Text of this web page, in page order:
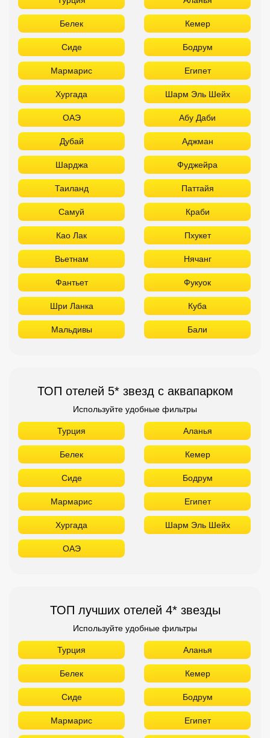
Белек Кемер
Сиде Бодрум
Мармарис Египет
Хургада Шарм Эль Шейх
ОАЭ Абу Даби
Дубай Аджман
Шарджа Фуджейра
Таиланд Паттайя
Самуй Краби
Као Лак Пхукет
Вьетнам Нячанг
Фантьет Фукуок
Шри Ланка Куба
Мальдивы Бали
ТОП отелей 5* звезд с аквапарком
Используйте удобные фильтры
Турция Аланья
Белек Кемер
Сиде Бодрум
Мармарис Египет
Хургада Шарм Эль Шейх
ОАЭ
ТОП лучших отелей 4* звезды
Используйте удобные фильтры
Турция Аланья
Белек Кемер
Сиде Бодрум
Мармарис Египет